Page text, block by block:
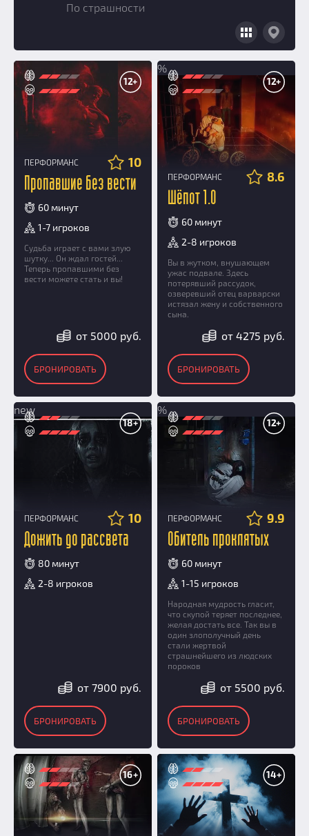
Партнерам
По страшности
12+
ПЕРФОРМАНС 10
Пропавшие без вести
60 минут
1-7 игроков
Судьба играет с вами злую
шутку... Он ждал гостей...
Теперь пропавшими без
вести можете стать и вы!
от 5000 руб.
БРОНИРОВАТЬ
%
12+
ПЕРФОРМАНС 8.6
Шёпот 1.0
60 минут
2-8 игроков
Вы в жутком, внушающем
ужас подвале. Здесь
потерявший рассудок,
озверевший отец варварски
истязал жену и собственного
сына.
от 4275 руб.
БРОНИРОВАТЬ
18+
new
ПЕРФОРМАНС 10
Дожить до рассвета
80 минут
2-8 игроков
от 7900 руб.
БРОНИРОВАТЬ
%
12+
ПЕРФОРМАНС 9.9
Обитель проклятых
60 минут
1-15 игроков
Народная мудрость гласит,
что скупой теряет последнее,
желая достать все. Так вы в
один злополучный день
стали жертвой
страшнейшего из людских
пороков
от 5500 руб.
БРОНИРОВАТЬ
16+ 14+